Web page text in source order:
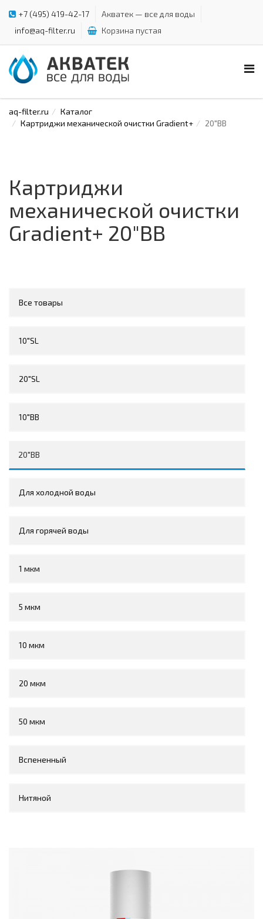
+7 (495) 419-42-17
Акватек — все для воды
info@aq-filter.ru
Корзина пустая
aq-filter.ru
Каталог
Картриджи механической очистки Gradient+
20"BB
Картриджи
механической очистки
Gradient+ 20"BB
Все товары
10"SL
20"SL
10"BB
20"BB
Для холодной воды
Для горячей воды
1 мкм
5 мкм
10 мкм
20 мкм
50 мкм
Вспененный
Нитяной